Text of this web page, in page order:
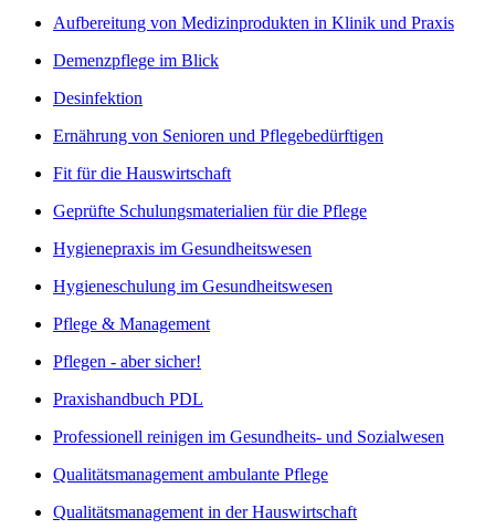
Aufbereitung von Medizinprodukten in Klinik und Praxis
Demenzpflege im Blick
Desinfektion
Ernährung von Senioren und Pflegebedürftigen
Fit für die Hauswirtschaft
Geprüfte Schulungsmaterialien für die Pflege
Hygienepraxis im Gesundheitswesen
Hygieneschulung im Gesundheitswesen
Pflege & Management
Pflegen - aber sicher!
Praxishandbuch PDL
Professionell reinigen im Gesundheits- und Sozialwesen
Qualitätsmanagement ambulante Pflege
Qualitätsmanagement in der Hauswirtschaft